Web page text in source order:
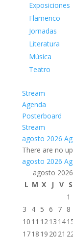
Exposiciones
Flamenco
Jornadas
Literatura
Música
Teatro
Stream
Agenda
Posterboard
Stream
agosto 2026
There are no
agosto 2026
agosto 2026
L M X J V S
1
3
4 5 6 7 8
10 11 1213 14
1718 19 20 21